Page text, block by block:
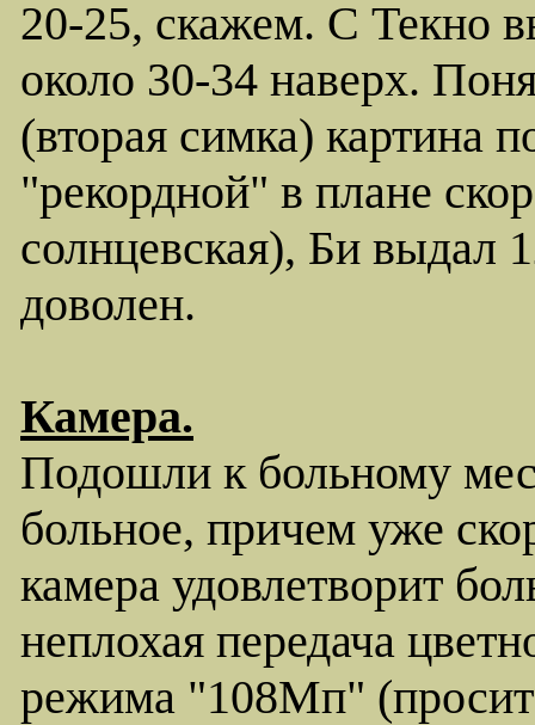
20-25, скажем. С Текно
около 30-34 наверх.
(вторая симка) картина
"рекордной" в плане
солнцевская), Би выдал
доволен.
Камера.
Подошли к больному
больное, причем уже
камера удовлетворит
неплохая передача
режима "108Мп" (просит